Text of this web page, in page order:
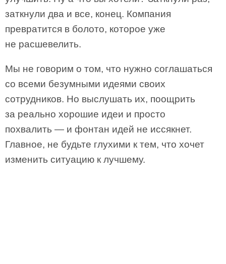
заткнули два и все, конец. Компания
превратится в болото, которое уже
не расшевелить.
Мы не говорим о том, что нужно соглашаться
со всеми безумными идеями своих
сотрудников. Но выслушать их, поощрить
за реально хорошие идеи и просто
похвалить — и фонтан идей не иссякнет.
Главное, не будьте глухими к тем, что хочет
изменить ситуацию к лучшему.